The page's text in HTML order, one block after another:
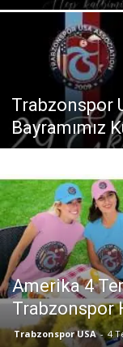
Trabzonspor
Bayramımız
Amerika 4
Trabzonspor
Trabzonspor USA - 4